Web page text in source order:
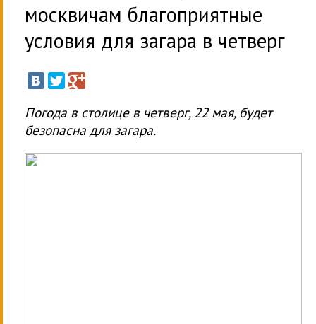
москвичам благоприятные
условия для загара в четверг
Погода в столице в четверг, 22 мая, будет
безопасна для загара.